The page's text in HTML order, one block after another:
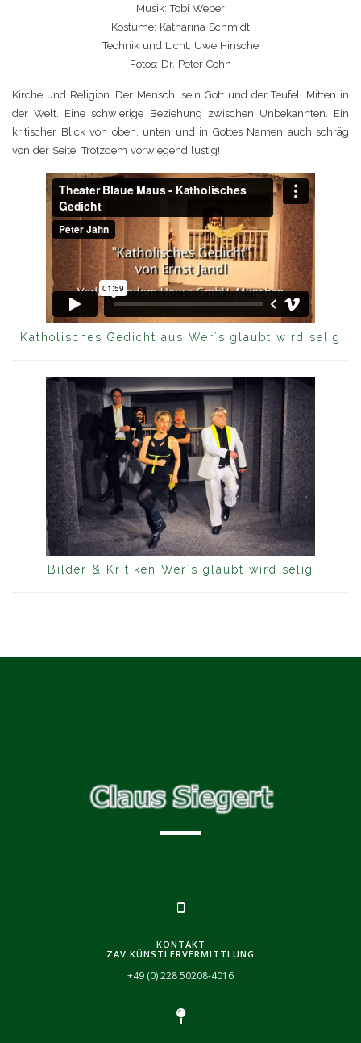
Musik: Tobi Weber
Kostüme: Katharina Schmidt
Technik und Licht: Uwe Hinsche
Fotos: Dr. Peter Cohn
Kirche und Religion. Der Mensch, sein Gott und der Teufel. Mitten in
der Welt. Eine schwierige Beziehung zwischen Unbekannten. Ein
kritischer Blick von oben, unten und in Gottes Namen auch schräg
von der Seite. Trotzdem vorwiegend lustig!
Theater Blaue Maus - Katholisches GedichtvonPeter
Katholisches Gedicht aus Wer´s glaubt wird selig
Bilder & Kritiken Wer´s glaubt wird selig
KONTAKT
ZAV KÜNSTLERVERMITTLUNG
+49 (0) 228 50208-4016